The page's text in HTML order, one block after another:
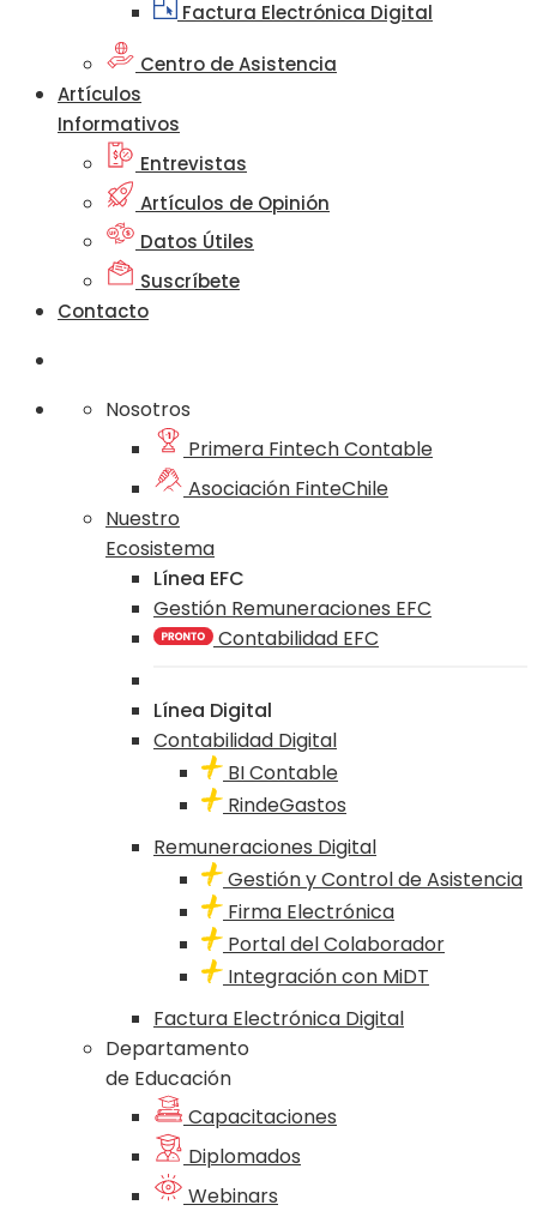
Factura Electrónica Digital
Centro de Asistencia
Artículos
Informativos
Entrevistas
Artículos de Opinión
Datos Útiles
Suscríbete
Contacto
Nosotros
Primera Fintech Contable
Asociación FinteChile
Nuestro
Ecosistema
Línea EFC
Gestión Remuneraciones EFC
Contabilidad EFC
Línea Digital
Contabilidad Digital
BI Contable
RindeGastos
Remuneraciones Digital
Gestión y Control de Asistencia
Firma Electrónica
Portal del Colaborador
Integración con MiDT
Factura Electrónica Digital
Departamento
de Educación
Capacitaciones
Diplomados
Webinars